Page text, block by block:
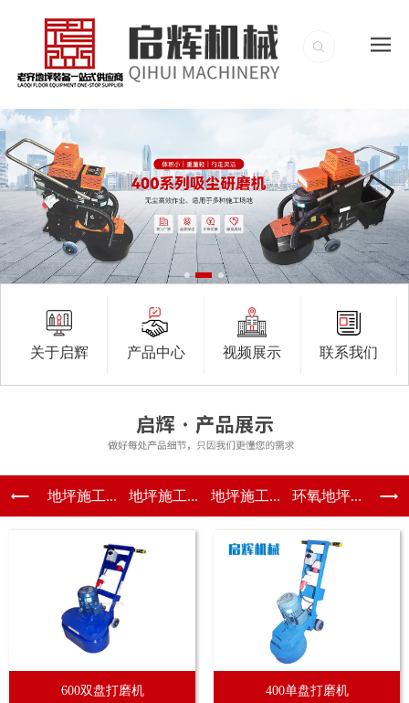
关于启辉 产品中心 视频展示 联系我们
地坪施工... 地坪施工... 地坪施工... 环氧地坪...
600双盘打磨机 400单盘打磨机